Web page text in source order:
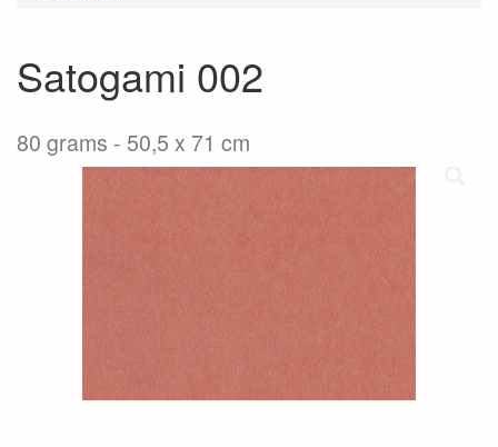
Satogami 002
80 grams - 50,5 x 71 cm